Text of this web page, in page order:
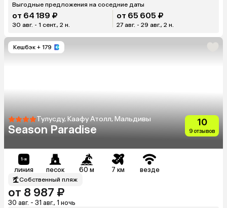
Выгодные предложения на соседние даты
от 64 189 ₽
30 авг. - 1 сент., 2 н.
от 65 605 ₽
27 авг. - 29 авг., 2 н.
Кешбэк + 179
Тулусду, Каафу Атолл, Мальдивы
Season Paradise
10
9 отзывов
линия песок 60 м 7 км везде
Собственный пляж
от 8 987 ₽
30 авг. - 31 авг., 1 ночь